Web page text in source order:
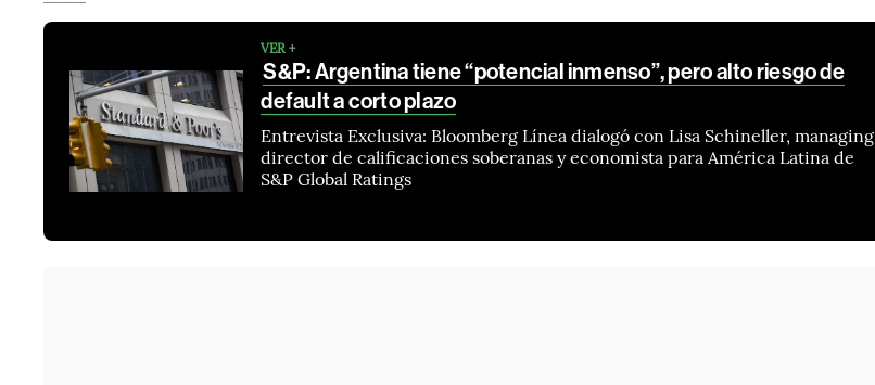
VER +
S&P: Argentina tiene “potencial inmenso”, pero alto riesgo de
default a corto plazo
Entrevista Exclusiva: Bloomberg Línea dialogó con Lisa Schineller, managing
director de calificaciones soberanas y economista para América Latina de
S&P Global Ratings